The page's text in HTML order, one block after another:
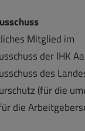
Mitglied im
der IHK
des
(für die
die